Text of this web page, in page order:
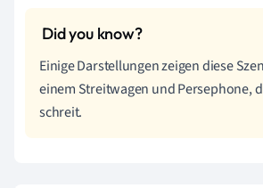
Einige Darstellungen zeigen diese
einem Streitwagen und Persephone,
schreit.